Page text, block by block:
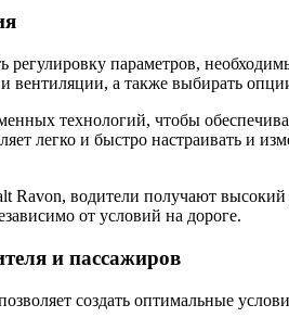
регулировку параметров,
вентиляции, а также выбирать
технологий, чтобы
легко и быстро настраивать и
Ravon, водители получают
от условий на дороге.
и пассажиров
создать оптимальные